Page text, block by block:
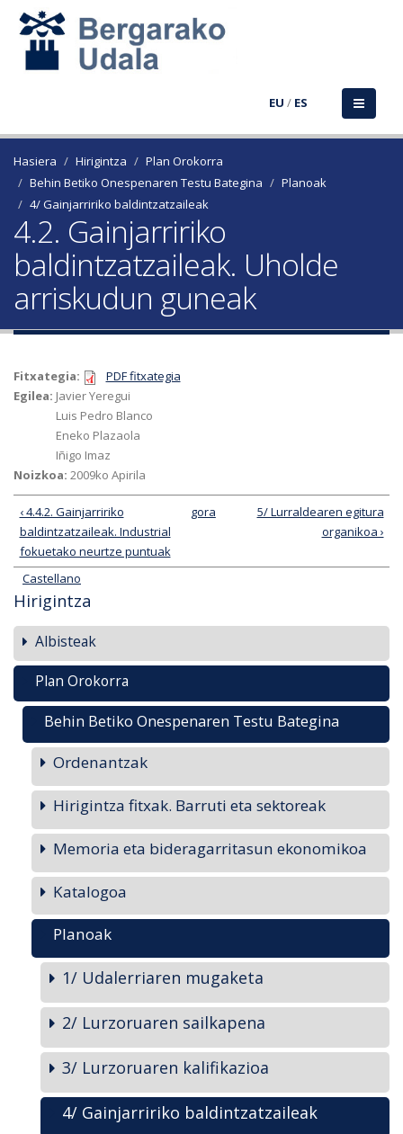
EU / ES
Hasiera Hirigintza
Plan Orokorra
Behin Betiko Onespenaren Testu Bategina
Planoak
4/ Gainjarririko baldintzatzaileak
4.2. Gainjarririko
baldintzatzaileak. Uholde
arriskudun guneak
Fitxategia:
PDF fitxategia
Egilea: Javier Yeregui
Luis Pedro Blanco
Eneko Plazaola
Iñigo Imaz
Noizkoa: 2009ko Apirila
‹ 4.4.2. Gainjarririko
baldintzatzaileak. Industrial
fokuetako neurtze puntuak
gora
5/ Lurraldearen egitura
organikoa ›
Castellano
Hirigintza
Albisteak
Plan Orokorra
Behin Betiko Onespenaren Testu Bategina
Ordenantzak
Hirigintza fitxak. Barruti eta sektoreak
Memoria eta bideragarritasun ekonomikoa
Katalogoa
Planoak
1/ Udalerriaren mugaketa
2/ Lurzoruaren sailkapena
3/ Lurzoruaren kalifikazioa
4/ Gainjarririko baldintzatzaileak